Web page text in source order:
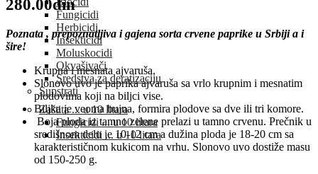
Fungicidi
Herbicidi
Insekticidi
Moluskocidi
Okvašivači
Sredstva za deratizaciju
Supstrati
Zaštita ... u 10 litara
Fungicidi ... u 10 litara
Insekticidi ... u 10 litara
280.00din
Poznata , prepoznatljiva i gajena sorta crvene paprike u Srbiji a i
šire!
Krupna i mesnata ajvaruša.
Slonovo uvo je paprika ajvaruša sa vrlo krupnim i mesnatim
plodovima koji na biljci vise.
Biljka je veoma bujna, formira plodove sa dve ili tri komore.
Boja ploda iz tamno zelene prelazi u tamno crvenu. Prečnik u
središnom delu je 10-12 cm a dužina ploda je 18-20 cm sa
karakterističnom kukicom na vrhu. Slonovo uvo dostiže masu
od 150-250 g.